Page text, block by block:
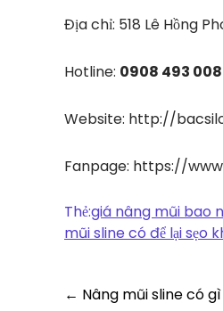
Địa chỉ: 518 Lê Hồng
Hotline: 0908 493
Website: http://
Fanpage: https://
Thẻ:giá nâng mũi bao
mũi sline có để lại sẹo
Post
← Nâng mũi sline có